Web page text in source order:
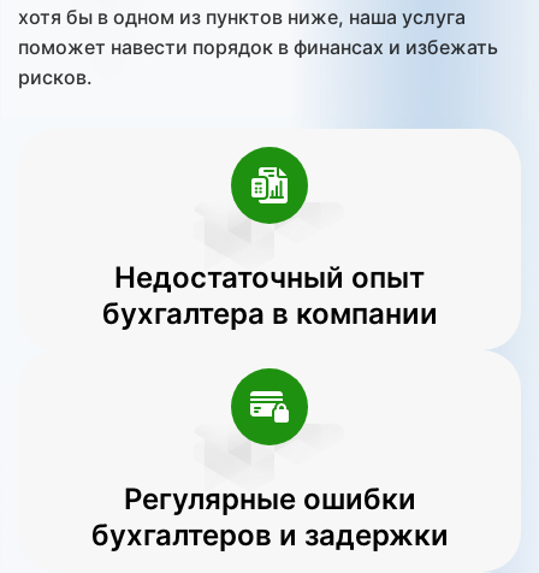
хотя бы в одном из пунктов ниже, наша услуга
поможет навести порядок в финансах и избежать
рисков.
Недостаточный опыт
бухгалтера в компании
Регулярные ошибки
бухгалтеров и задержки